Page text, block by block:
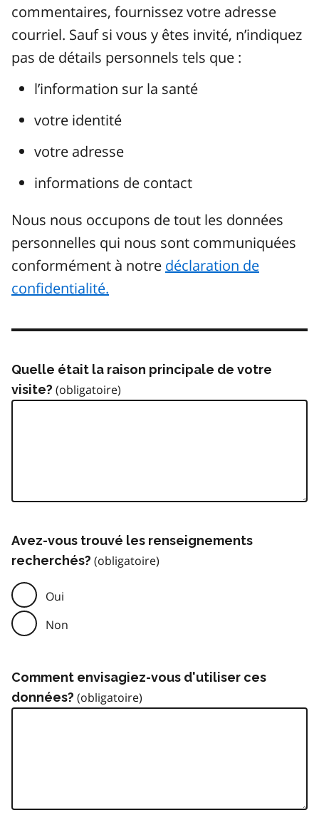
commentaires, fournissez votre adresse
courriel. Sauf si vous y êtes invité, n’indiquez
pas de détails personnels tels que :
l’information sur la santé
votre identité
votre adresse
informations de contact
Nous nous occupons de tout les données
personnelles qui nous sont communiquées
conformément à notre déclaration de
confidentialité.
Quelle était la raison principale de votre
visite?
Avez-vous trouvé les renseignements
recherchés?
Oui
Non
Comment envisagiez-vous d'utiliser ces
données?